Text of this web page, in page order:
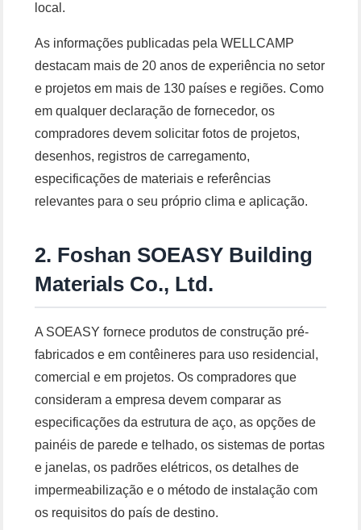
local.
As informações publicadas pela WELLCAMP
destacam mais de 20 anos de experiência no setor
e projetos em mais de 130 países e regiões. Como
em qualquer declaração de fornecedor, os
compradores devem solicitar fotos de projetos,
desenhos, registros de carregamento,
especificações de materiais e referências
relevantes para o seu próprio clima e aplicação.
2. Foshan SOEASY Building
Materials Co., Ltd.
A SOEASY fornece produtos de construção pré-
fabricados e em contêineres para uso residencial,
comercial e em projetos. Os compradores que
consideram a empresa devem comparar as
especificações da estrutura de aço, as opções de
painéis de parede e telhado, os sistemas de portas
e janelas, os padrões elétricos, os detalhes de
impermeabilização e o método de instalação com
os requisitos do país de destino.